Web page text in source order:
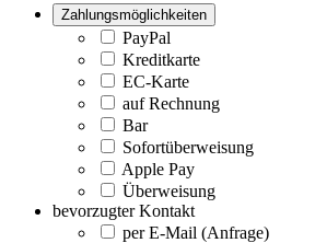
Zahlungsmöglichkeiten
PayPal
Kreditkarte
EC-Karte
auf Rechnung
Bar
Sofortüberweisung
Apple Pay
Überweisung
bevorzugter Kontakt
per E-Mail (Anfrage)